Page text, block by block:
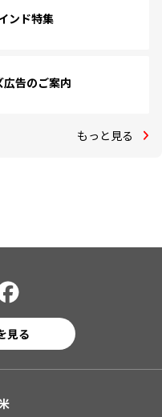
ンド特集
広告のご案内
もっと見る
見る